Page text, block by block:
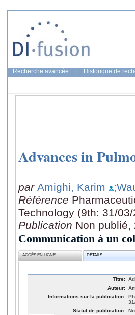
Recherche avancée Historique de
Advances in
par Amighi, Karim
Référence
Technology (9th: 31/
Publication Non publié,
Communication à un
ACCÈS EN LIGNE DÉTAILS
Titre:
Auteur:
Informations sur la publication:
Statut de publication: